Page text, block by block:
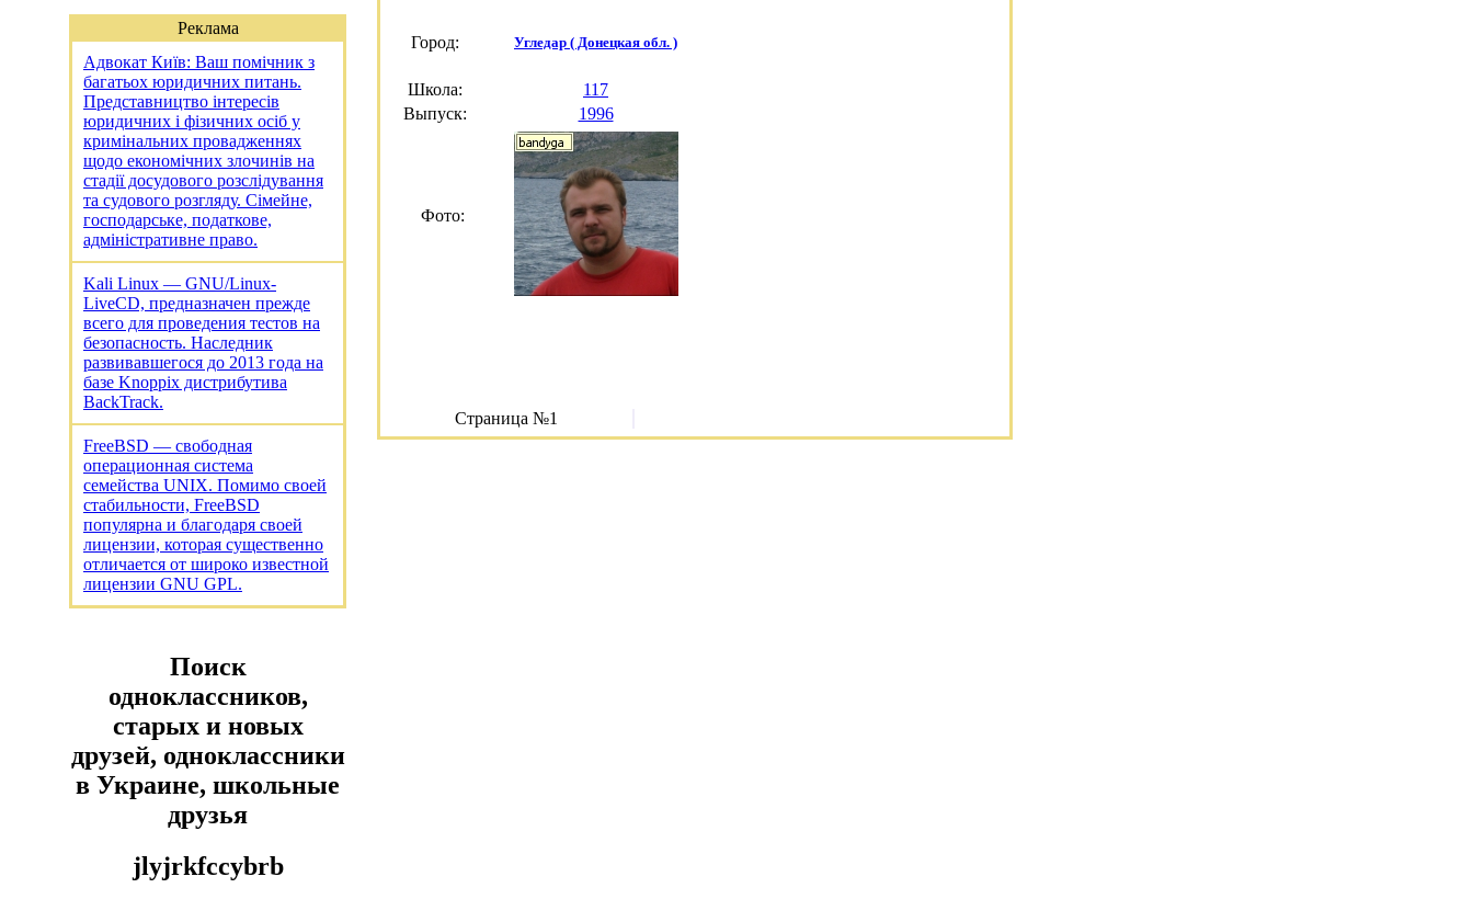
Реклама
Адвокат Київ: Ваш помічник з
багатьох юридичних питань.
Представництво інтересів
юридичних і фізичних осіб у
кримінальних провадженнях
щодо економічних злочинів на
стадії досудового розслідування
та судового розгляду. Сімейне,
господарське, податкове,
адміністративне право.
Kali Linux — GNU/Linux-
LiveCD, предназначен прежде
всего для проведения тестов на
безопасность. Наследник
развивавшегося до 2013 года на
базе Knoppix дистрибутива
BackTrack.
FreeBSD — свободная
операционная система
семейства UNIX. Помимо своей
стабильности, FreeBSD
популярна и благодаря своей
лицензии, которая существенно
отличается от широко известной
лицензии GNU GPL.
Поиск
одноклассников,
старых и новых
друзей, одноклассники
в Украине, школьные
друзья
jlyjrkfccybrb
Город: Угледар ( Донецкая обл. )
Школа:
117
Выпуск:
1996
Фото:
Страница №1